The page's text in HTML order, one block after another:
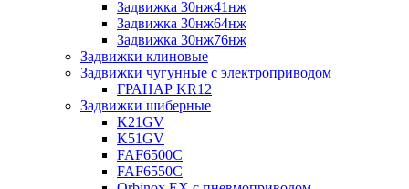
Задвижка 30нж41нж
Задвижка 30нж64нж
Задвижка 30нж76нж
Задвижки клиновые
Задвижки чугунные с электроприводом
ГРАНАР KR12
Задвижки шиберные
K21GV
K51GV
FAF6500C
FAF6550С